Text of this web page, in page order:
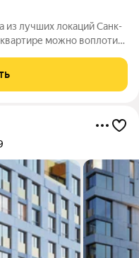
из лучших локаций Санк-
можно воплотить
как дополнительное